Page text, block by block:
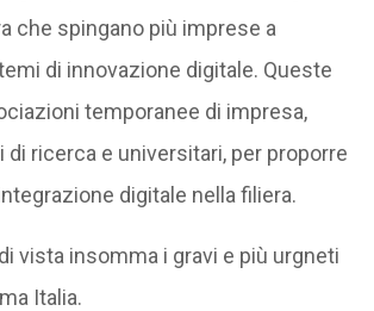
che spingano più imprese a
di innovazione digitale. Queste
temporanee di impresa,
di ricerca e universitari, per proporre
digitale nella filiera.
vista insomma i gravi e più urgneti
Italia.